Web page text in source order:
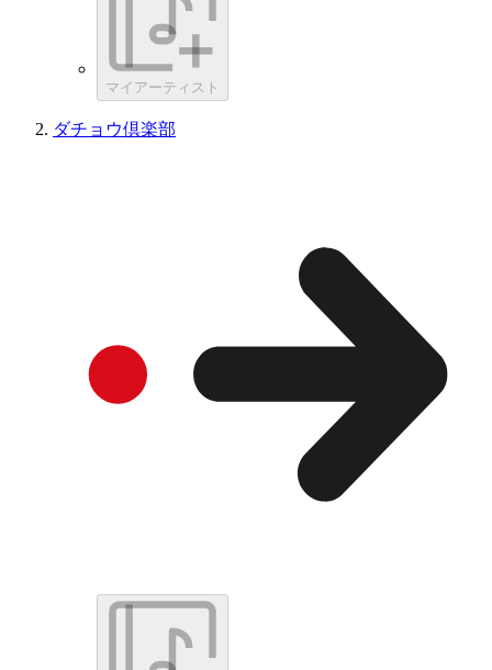
マイアーティスト
ダチョウ倶楽部